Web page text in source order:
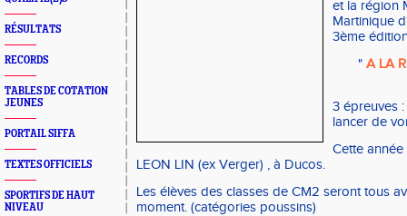
RÉSULTATS
RECORDS
TABLES DE COTATION
JEUNES
PORTAIL SIFFA
TEXTES OFFICIELS
SPORTIFS DE HAUT
NIVEAU
et la région
Martinique
3ème
" A LA
3 épreuves
lancer de
Cette
LEON LIN (ex Verger) , à Ducos.
Les élèves des classes de CM2 seront tous
moment. (catégories poussins)